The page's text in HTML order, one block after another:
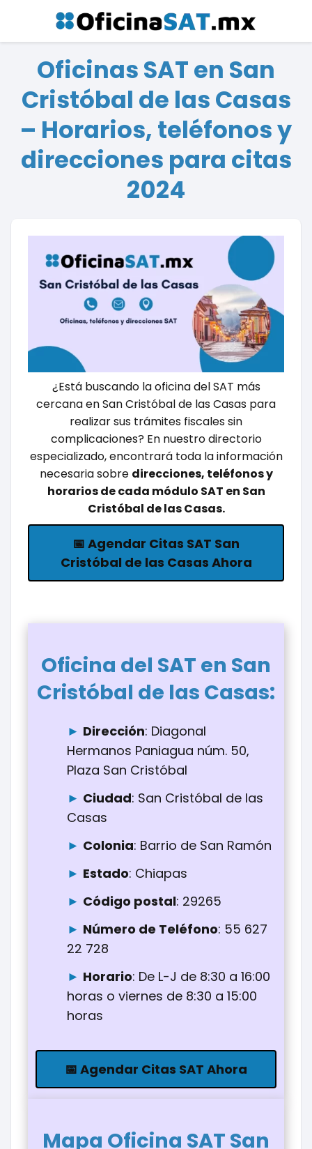
Oficinas SAT en San
Cristóbal de las Casas
– Horarios, teléfonos y
direcciones para citas
2024
¿Está buscando la oficina del SAT más
cercana en San Cristóbal de las Casas para
realizar sus trámites fiscales sin
complicaciones? En nuestro directorio
especializado, encontrará toda la información
necesaria sobre direcciones, teléfonos y
horarios de cada módulo SAT en San
Cristóbal de las Casas.
📅 Agendar Citas SAT San
Cristóbal de las Casas Ahora
Oficina del SAT en San
Cristóbal de las Casas:
Dirección: Diagonal
Hermanos Paniagua núm. 50,
Plaza San Cristóbal
Ciudad: San Cristóbal de las
Casas
Colonia: Barrio de San Ramón
Estado: Chiapas
Código postal: 29265
Número de Teléfono: 55 627
22 728
Horario: De L-J de 8:30 a 16:00
horas o viernes de 8:30 a 15:00
horas
📅 Agendar Citas SAT Ahora
Mapa Oficina SAT San